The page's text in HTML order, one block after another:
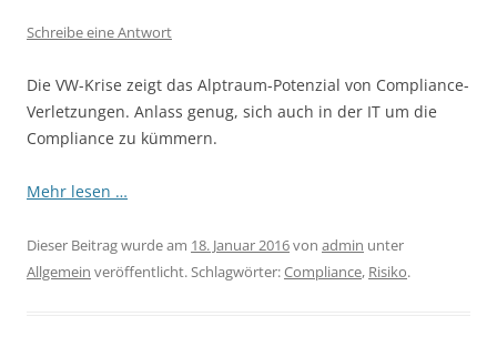
Schreibe eine Antwort
Die VW-Krise zeigt das Alptraum-Potenzial von Compliance-
Verletzungen. Anlass genug, sich auch in der IT um die
Compliance zu kümmern.
Mehr lesen …
Dieser Beitrag wurde am 18. Januar 2016von admin unter
Allgemein veröffentlicht. Schlagwörter:Compliance, Risiko.